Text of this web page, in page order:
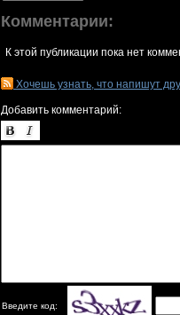
Комментарии:
К этой публикации пока нет
Хочешь узнать, что напишут
Добавить комментарий:
Введите код: